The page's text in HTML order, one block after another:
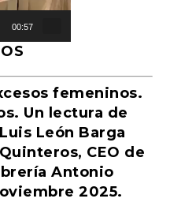
00:57
femeninos.
Un lectura de
León Barga
CEO de
Antonio
2025.